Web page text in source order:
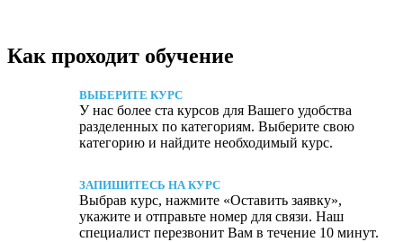
Как проходит обучение
ВЫБЕРИТЕ КУРС
У нас более ста курсов для Вашего удобства
разделенных по категориям. Выберите свою
категорию и найдите необходимый курс.
ЗАПИШИТЕСЬ НА КУРС
Выбрав курс, нажмите «Оставить заявку»,
укажите и отправьте номер для связи. Наш
специалист перезвонит Вам в течение 10 минут.